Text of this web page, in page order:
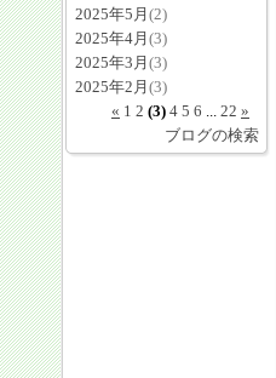
2025年5月 (2)
2025年4月 (3)
2025年3月 (3)
2025年2月 (3)
« 1 2 (3) 4 5 6 ... 22 »
ブログの検索